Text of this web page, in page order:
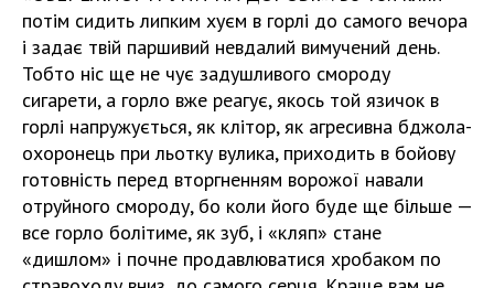
потім сидить липким хуєм в горлі до самого вечора
і задає твій паршивий невдалий вимучений день.
Тобто ніс ще не чує задушливого смороду
сигарети, а горло вже реагує, якось той язичок в
горлі напружується, як клітор, як агресивна бджола-
охоронець при льотку вулика, приходить в бойову
готовність перед вторгненням ворожої навали
отруйного смороду, бо коли його буде ще більше —
все горло болітиме, як зуб, і «кляп» стане
«дишлом» і почне продавлюватися хробаком по